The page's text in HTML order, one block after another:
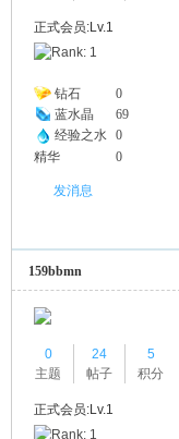
正式会员:Lv.1
钻石
0
蓝水晶
69
经验之水 0
精华
0
发消息
159bbmn
0
主题
24
帖子
5
积分
正式会员:Lv.1